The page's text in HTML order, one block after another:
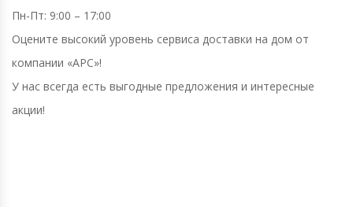
Пн-Пт: 9:00 – 17:00
Оцените высокий уровень сервиса доставки на дом от
компании «АРС»!
У нас всегда есть выгодные предложения и интересные
акции!